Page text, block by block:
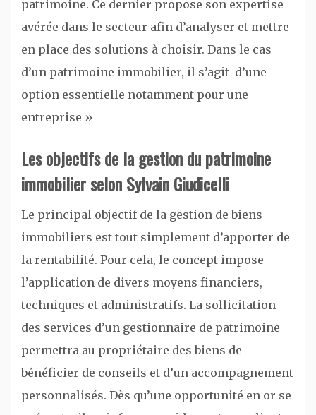
patrimoine. Ce dernier propose son expertise
avérée dans le secteur afin d’analyser et mettre
en place des solutions à choisir. Dans le cas
d’un patrimoine immobilier, il s’agit d’une
option essentielle notamment pour une
entreprise »
Les objectifs de la gestion du patrimoine
immobilier selon Sylvain Giudicelli
Le principal objectif de la gestion de biens
immobiliers est tout simplement d’apporter de
la rentabilité. Pour cela, le concept impose
l’application de divers moyens financiers,
techniques et administratifs. La sollicitation
des services d’un gestionnaire de patrimoine
permettra au propriétaire des biens de
bénéficier de conseils et d’un accompagnement
personnalisés. Dès qu’une opportunité en or se